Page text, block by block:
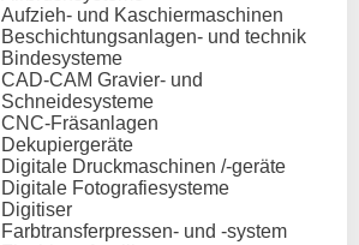
Aufzieh- und Kaschiermaschinen
Beschichtungsanlagen- und technik
Bindesysteme
CAD-CAM Gravier- und
Schneidesysteme
CNC-Fräsanlagen
Dekupiergeräte
Digitale Druckmaschinen /-geräte
Digitale Fotografiesysteme
Digitiser
Farbtransferpressen- und -system